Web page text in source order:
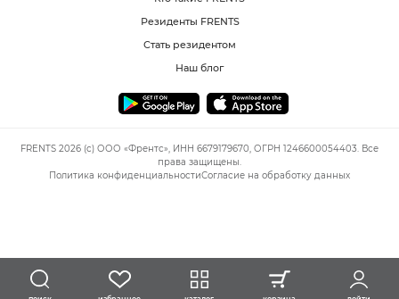
Резиденты FRENTS
Стать резидентом
Наш блог
FRENTS 2026 (c) ООО «Френтс», ИНН 6679179670, ОГРН 1246600054403. Все
права защищены.
Политика конфиденциальностиСогласие на обработку данных